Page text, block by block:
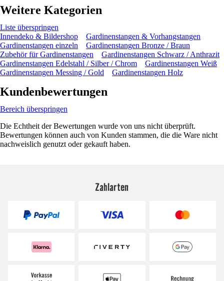
Weitere Kategorien
Liste überspringen
Innendeko & Bildershop
Gardinenstangen & Vorhangstangen
Gardinenstangen einzeln
Gardinenstangen Bronze / Braun
Zubehör für Gardinenstangen
Gardinenstangen Schwarz / Anthrazit
Gardinenstangen Edelstahl / Silber / Chrom
Gardinenstangen Weiß
Gardinenstangen Messing / Gold
Gardinenstangen Holz
Kundenbewertungen
Bereich überspringen
Die Echtheit der Bewertungen wurde von uns nicht überprüft.
Bewertungen können auch von Kunden stammen, die die Ware nicht
nachweislich genutzt oder gekauft haben.
Zahlarten